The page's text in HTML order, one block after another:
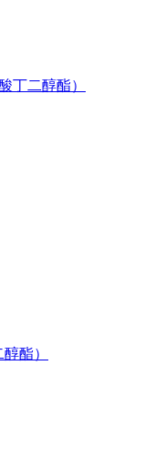
丁二醇酯）
酯）